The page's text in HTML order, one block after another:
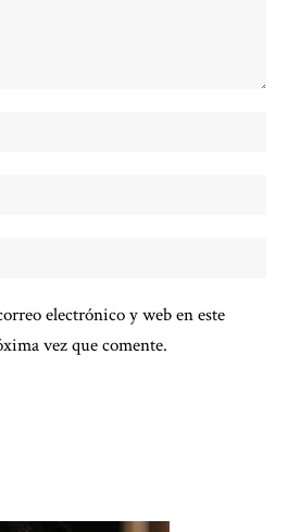
electrónico y web en este
vez que comente.